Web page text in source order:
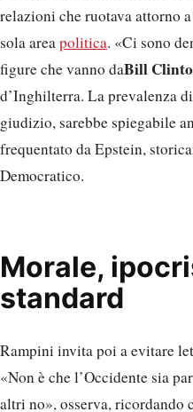
relazioni che ruotava attorno
sola areapolitica. «Ci sono
figure che vanno daBill
d’Inghilterra. La prevalenza
giudizio, sarebbe spiegabile
frequentato da Epstein,
Democratico.
Morale,
standard
Rampini invita poi a evitare
«Non è che l’Occidente sia
altri no», osserva, ricordando